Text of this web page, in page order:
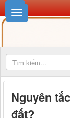
Nguyên
đất?